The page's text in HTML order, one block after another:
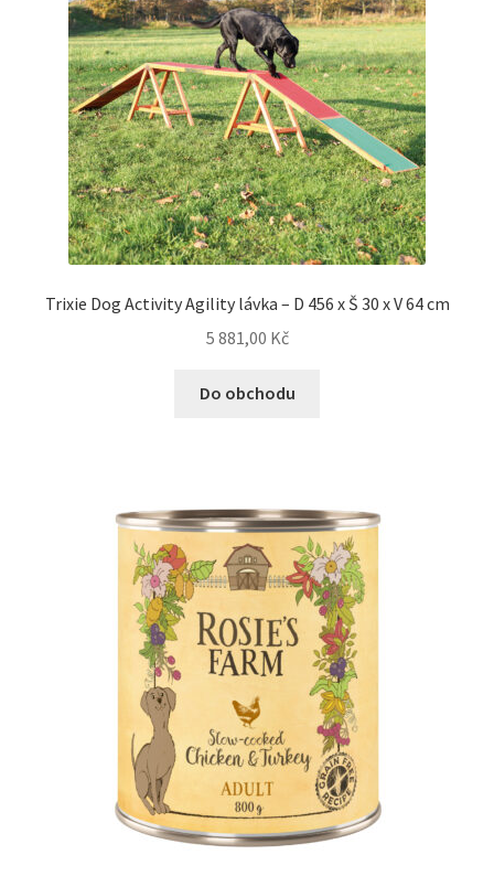
Trixie Dog Activity Agility lávka – D 456 x Š 30 x V 64 cm
5 881,00 Kč
Do obchodu